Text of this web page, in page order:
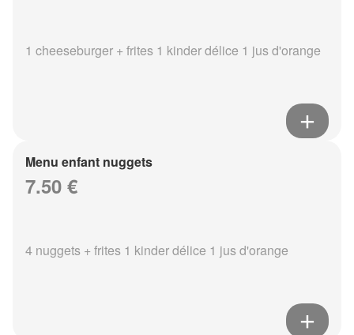
1 cheeseburger + frites 1 kinder délice 1 jus d'orange
Menu enfant nuggets
7.50 €
4 nuggets + frites 1 kinder délice 1 jus d'orange